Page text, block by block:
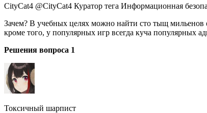
CityCat4 @CityCat4 Куратор тега Информационная
Зачем? В учебных целях можно найти сто тыщ мильенов
кроме того, у популярных игр всегда куча популярных
Решения вопроса 1
Токсичный шарпист